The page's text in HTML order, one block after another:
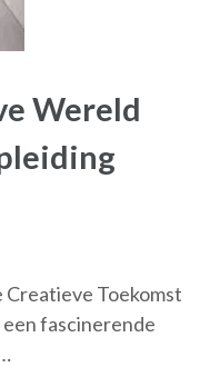
Wereld
Toekomst
fascinerende